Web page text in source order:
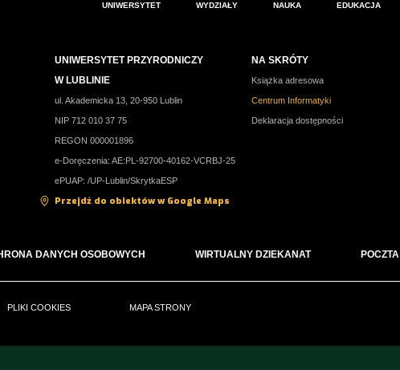
UNIWERSYTET WYDZIAŁY NAUKA EDUKACJA
UNIWERSYTET PRZYRODNICZY
W LUBLINIE
ul. Akademicka 13, 20-950 Lublin
NIP 712 010 37 75
REGON 000001896
e-Doręczenia: AE:PL-92700-40162-VCRBJ-25
ePUAP: /UP-Lublin/SkrytkaESP
Przejdź do obiektów w Google Maps
NA SKRÓTY
Książka adresowa
Centrum Informatyki
Deklaracja dostępności
DANYCH OSOBOWYCH WIRTUALNY DZIEKANAT POCZTA
PLIKI COOKIES MAPA STRONY